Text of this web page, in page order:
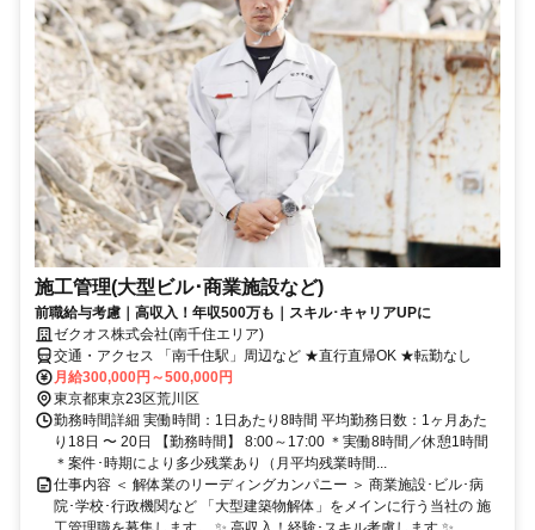
施工管理(大型ビル･商業施設など)
前職給与考慮｜高収入！年収500万も｜スキル･キャリアUPに
ゼクオス株式会社(南千住エリア)
交通・アクセス 「南千住駅」周辺など ★直行直帰OK ★転勤なし
月給300,000円～500,000円
東京都東京23区荒川区
勤務時間詳細 実働時間：1日あたり8時間 平均勤務日数：1ヶ月あた
り18日 〜 20日 【勤務時間】 8:00～17:00 ＊実働8時間／休憩1時間
＊案件･時期により多少残業あり（月平均残業時間...
仕事内容 ＜ 解体業のリーディングカンパニー ＞ 商業施設･ビル･病
院･学校･行政機関など 「大型建築物解体」をメインに行う当社の 施